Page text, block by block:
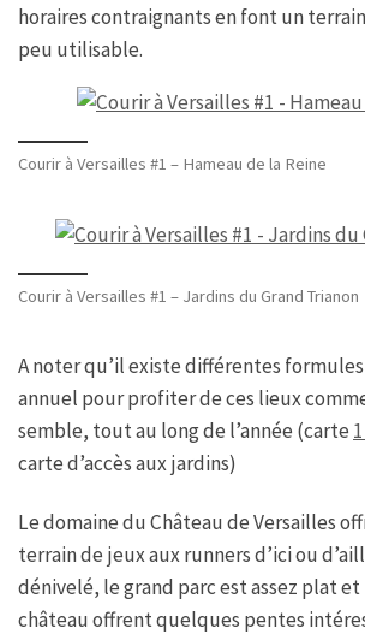
horaires contraignants en font un
peu utilisable.
Courir à Versailles #1 – Hameau de la Reine
Courir à Versailles #1 – Jardins du Grand Trianon
A noter qu’il existe différentes
annuel pour profiter de ces lieux
semble, tout au long de l’année (carte
carte d’accès aux jardins)
Le domaine du Château de Versailles
terrain de jeux aux runners d’ici ou
dénivelé, le grand parc est assez plat
château offrent quelques pentes